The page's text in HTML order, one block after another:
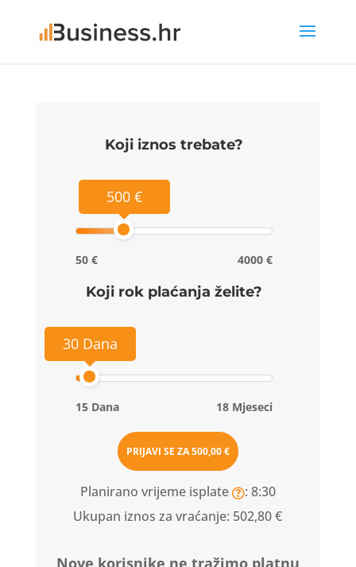
Koji iznos trebate?
500 €
50 € 4000 €
Koji rok plaćanja želite?
30 Dana
15 Dana 18 Mjeseci
PRIJAVI SE ZA500,00 €
Planirano vrijeme isplate
: 8:30
Ukupan iznos za vraćanje: 502,80 €
Nove korisnike ne tražimo platnu